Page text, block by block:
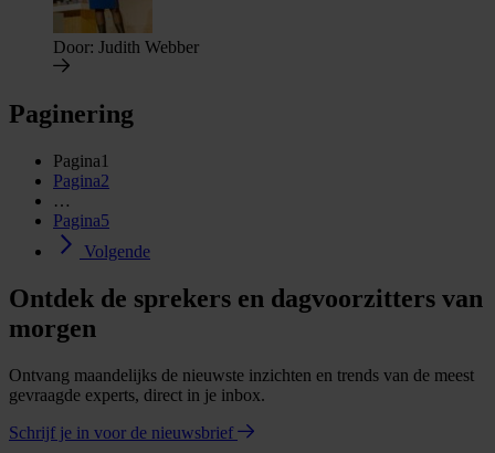
Door: Judith Webber
Paginering
Pagina1
Pagina2
…
Pagina5
Volgende
Ontdek de sprekers en dagvoorzitters van
morgen
Ontvang maandelijks de nieuwste inzichten en trends van de meest
gevraagde experts, direct in je inbox.
Schrijf je in voor de nieuwsbrief